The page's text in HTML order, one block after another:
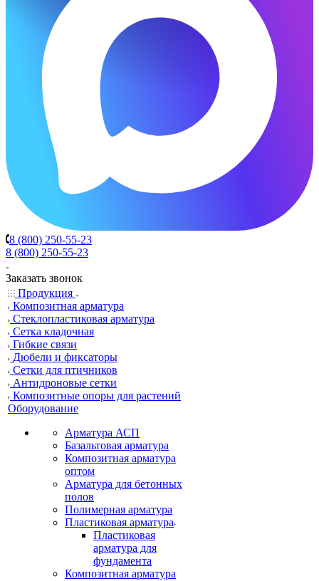
8 (800) 250-55-23
8 (800) 250-55-23
Заказать звонок
Продукция
Композитная арматура
Cтеклопластиковая арматура
Сетка кладочная
Гибкие связи
Дюбели и фиксаторы
Сетки для птичников
Антидроновые сетки
Композитные опоры для растений
Оборудование
Арматура АСП
Базальтовая арматура
Композитная арматура
оптом
Арматура для бетонных
полов
Полимерная арматура
Пластиковая арматура
Пластиковая
арматура для
фундамента
Композитная арматура